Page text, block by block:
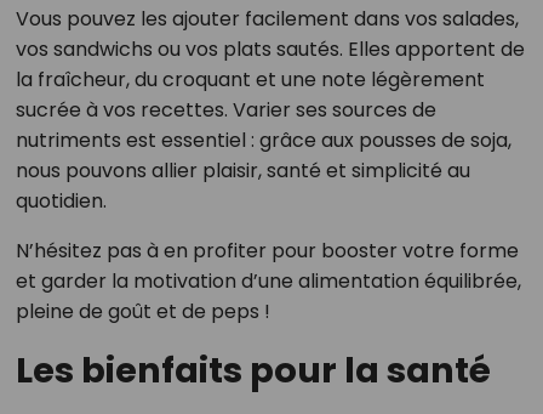
Vous pouvez les ajouter facilement dans vos salades,
vos sandwichs ou vos plats sautés. Elles apportent de
la fraîcheur, du croquant et une note légèrement
sucrée à vos recettes. Varier ses sources de
nutriments est essentiel : grâce aux pousses de soja,
nous pouvons allier plaisir, santé et simplicité au
quotidien.
N’hésitez pas à en profiter pour booster votre forme
et garder la motivation d’une alimentation équilibrée,
pleine de goût et de peps !
Les bienfaits pour la santé